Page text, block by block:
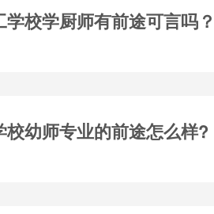
学校学厨师有前途可言吗？
校幼师专业的前途怎么样?